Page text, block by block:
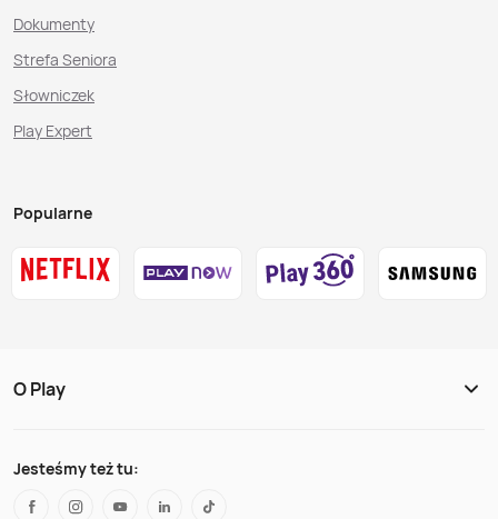
Dokumenty
Strefa Seniora
Słowniczek
Play Expert
Popularne
O Play
Jesteśmy też tu: